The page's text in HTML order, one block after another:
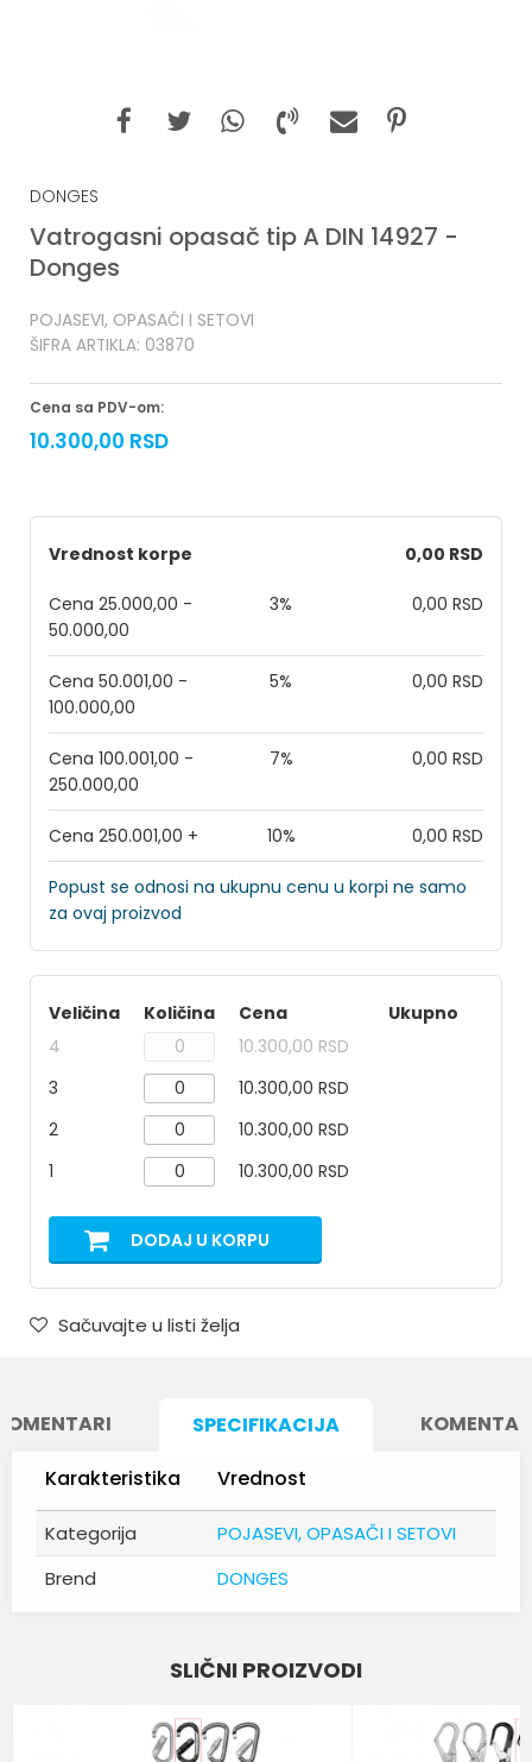
DONGES
Vatrogasni opasač tip A DIN 14927 -
Donges
POJASEVI, OPASAČI I SETOVI
ŠIFRA ARTIKLA: 03870
Cena sa PDV-om:
10.300,00 RSD
Vrednost korpe 0,00 RSD
Cena 25.000,00 -
50.000,00
3% 0,00 RSD
Cena 50.001,00 -
100.000,00
5% 0,00 RSD
Cena 100.001,00 -
250.000,00
7% 0,00 RSD
Cena 250.001,00 + 10% 0,00 RSD
Popust se odnosi na ukupnu cenu u korpi ne samo
za ovaj proizvod
Veličina Količina Cena
Ukupno
4
10.300,00 RSD
3
10.300,00 RSD
2
10.300,00 RSD
1
10.300,00 RSD
DODAJ U KORPU
Sačuvajte u listi želja
SPECIFIKACIJA
Karakteristika
Vrednost
Kategorija
POJASEVI, OPASAČI I SETOVI
Brend
DONGES
SLIČNI PROIZVODI